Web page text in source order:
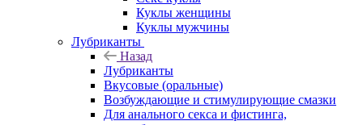
Куклы женщины
Куклы мужчины
Лубриканты
Назад
Лубриканты
Вкусовые (оральные)
Возбуждающие и стимулирующие смазки
Для анального секса и фистинга,